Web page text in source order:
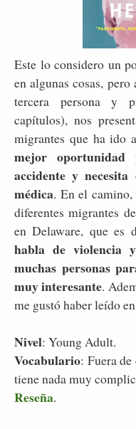
Este lo considero un
en algunas cosas,
tercera persona y
capítulos), nos
migrantes que ha ido
mejor
accidente y
médica. En el camino,
diferentes migrantes
en Delaware, que es
habla de violencia
muchas personas
muy interesante.
me gustó haber leído
Nivel: Young Adult.
Vocabulario: Fuera de
tiene nada muy
Reseña.